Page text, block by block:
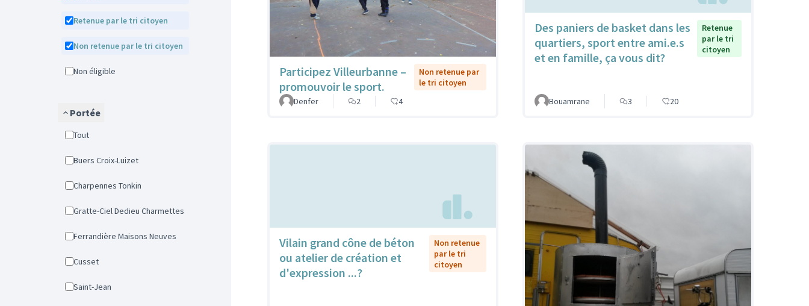
Retenue par le tri citoyen
Non retenue par le tri citoyen
Non éligible
Portée
Tout
Buers Croix-Luizet
Charpennes Tonkin
Gratte-Ciel Dedieu Charmettes
Ferrandière Maisons Neuves
Cusset
Saint-Jean
Participez Villeurbanne –
promouvoir le sport.
Non retenue par
le tri citoyen
Denfer
2 4
Des paniers de basket dans les
quartiers, sport entre ami.e.s
et en famille, ça vous dit?
Retenue
par le tri
citoyen
Bouamrane 3 20
Vilain grand cône de béton
ou atelier de création et
d'expression ...?
Non retenue
par le tri
citoyen